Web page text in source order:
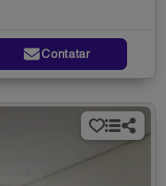
Contatar